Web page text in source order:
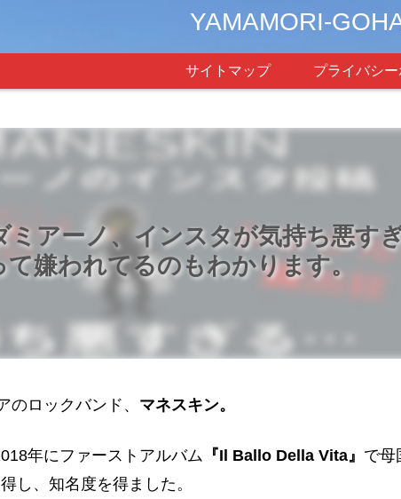
YAMAMORI-
サイトマップ プライバシ
ミアーノ、インスタが気持ち悪す
嫌われてるのもわかります。
のロックバンド、 マネスキン。
年にファーストアルバム 『Il Ballo Della Vita』 で母
し、知名度を得ました。